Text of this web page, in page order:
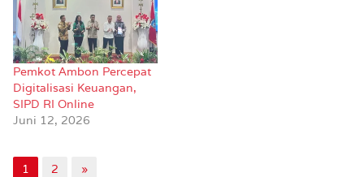
Pemkot Ambon Percepat
Digitalisasi Keuangan,
SIPD RI Online
Juni 12, 2026
1 2 »